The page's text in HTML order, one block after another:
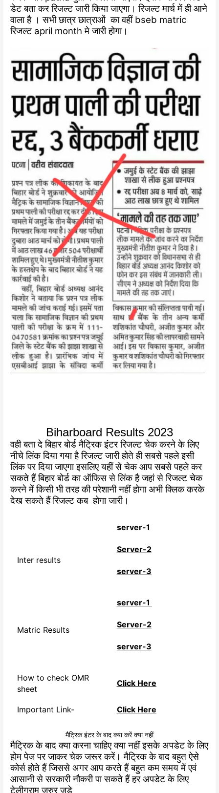
डेट बता कर रिजल्ट जारी किया जाएगा। रिजल्ट मार्च में ही आने
वाला है । सभी छात्र छात्राओं का वहीं bseb matric
रिजल्ट april month मे जारी होगा।
Biharboard Results 2023
वही बता दे बिहार बोर्ड मैट्रिक इंटर रिजल्ट चेक करने के लिए
नीचे लिंक दिया गया है रिजल्ट जारी होते ही सबसे पहले इसी
लिंक पर दिया जाएगा इसलिए यहीं से चेक आप सबसे पहले कर
सकते हैं बिहार बोर्ड का ऑफिस से लिंक है जहां से रिजल्ट चेक
करने में किसी भी तरह की परेशानी नहीं होगा अभी क्लिक करके
देख सकते हैं रिजल्ट कब होगा जारी।
Inter results
server-1
Server-2
server-3
Matric Results
server-1
Server-2
server-3
How to check OMR
sheet
Click Here
Important Link- Click Here
मैट्रिक इंटर के बाद क्या करें क्या नहीं
मैट्रिक के बाद क्या करना चाहिए क्या नहीं इसके अपडेट के लिए
होम पेज पर जाकर चेक जरूर करें। मैट्रिक के बाद बहुत ऐसे
कोर्स होते हैं जिससे अगर आप करते हैं बहुत कम समय में एवं
आसानी से सरकारी नौकरी पा सकते हैं हर अपडेट के लिए
टेलीग्राम जरुर जुड़े